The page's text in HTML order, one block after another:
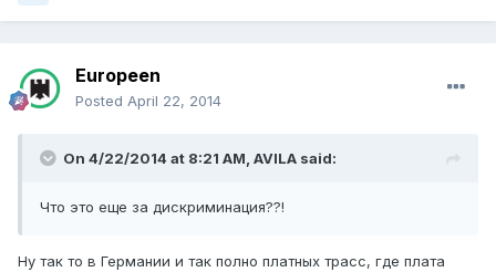
Europeen
Posted April 22, 2014
On 4/22/2014 at 8:21 AM, AVILA said:
Что это еще за дискриминация??!
Ну так то в Германии и так полно платных трасс, где плата